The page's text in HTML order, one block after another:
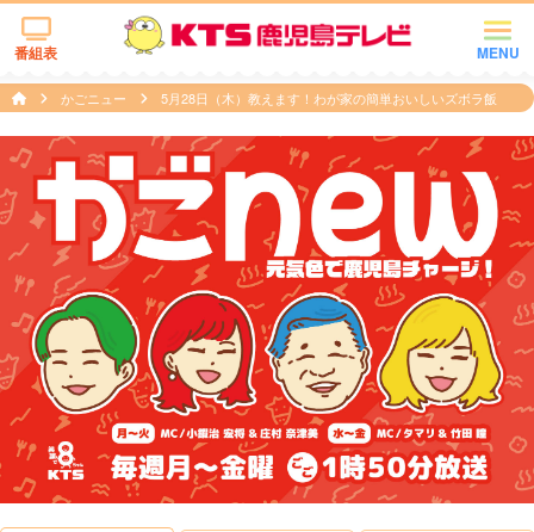
MENU
番組表
かごニュー 5月28日（木）教えます！わが家の簡単おいしいズボラ飯